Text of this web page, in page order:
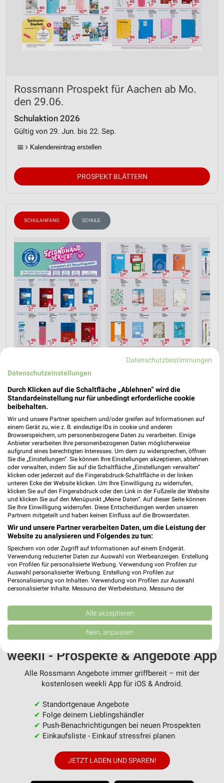
Rossmann Prospekt für Aachen ab Mo.
den 29.06.
Schulaktion 2026
Gültig von 29. Jun. bis 22. Sep.
📅 Kalendereintrag erstellen
PROSPEKT BLÄTTERN
SCHULANFANG SCHULE
Jetzt alle "Schulanfang" Themen entdecken!
Angebote-Kalender für Rossmann in
Aachen und Umgebung
Aug.
03 Mo 04Di 05Mi 06 Do 07Fr
Rossmann - Angebote ab 03.08.
MEHR PROSPEKTE
weekli - Prospekte & Angebote App
Alle Rossmann Angebote immer griffbereit – mit der
kostenlosen weekli App für iOS & Android.
✔ Standortgenaue Angebote
✔ Folge deinem Lieblingshändler
✔ Push-Benachrichtigungen bei neuen Prospekten
✔ Einkaufsliste - Einkauf stressfrei planen
JETZT LADEN UND SPAREN!
Datenschutzbestimmungen
Datenschutzeinstellungen
Durch Klicken auf die Schaltfläche „Ablehnen“ wird die
Standardeinstellung nur für unbedingt erforderliche cookie
beibehalten.
Wir und unsere Partner speichern und/oder greifen auf Informationen auf
einem Gerät zu, wie z. B. eindeutige IDs in cookie und anderen
Browserspeichern, um personenbezogene Daten zu verarbeiten. Einige
Anbieter verarbeiten Ihre personenbezogenen Daten möglicherweise
aufgrund eines berechtigten Interesses. Um dem zu widersprechen, öffnen
Sie die „Einstellungen“. Sie können Ihre Einstellungen akzeptieren, ablehnen
oder verwalten, indem Sie auf die Schaltfläche „Einstellungen verwalten“
klicken oder jederzeit auf die Fingerabdruck-Schaltfläche in der linken
unteren Ecke der Website klicken. Um Ihre Einwilligung zu widerrufen,
klicken Sie auf den Fingerabdruck oder den Link in der Fußzeile der Website
und klicken Sie auf den Menüpunkt „Meine Daten“. Auf dieser Seite können
Sie Ihre Einwilligung widerrufen. Diese Entscheidungen werden unseren
Partnern mitgeteilt und haben keinen Einfluss auf die Browserdaten.
Wir und unsere Partner verarbeiten Daten, um die Leistung der
Website zu analysieren und Folgendes zu tun:
Speichern von oder Zugriff auf Informationen auf einem Endgerät.
Verwendung reduzierter Daten zur Auswahl von Werbeanzeigen. Erstellung
von Profilen für personalisierte Werbung. Verwendung von Profilen zur
Auswahl personalisierter Werbung. Erstellung von Profilen zur
Personalisierung von Inhalten. Verwendung von Profilen zur Auswahl
personalisierter Inhalte. Messung der Werbeleistung. Messung der
Kombinationen von Daten aus verschiedenen Quellen. Entwicklung und
Verbesserung der Angebote. Verwendung reduzierter Daten zur Auswahl
von Inhalten.
Daten können außerhalb der Europäischen Union weitergegeben und in die
USA gesendet werden.
Website/App.
Partnerliste anzeigen (1 IAB-Anbieter)
Wir nutzen Ihre Daten für folgende Zwecke:
Speichern von oder Zugriff auf Informationen
auf einem Endgerät
Verwendung reduzierter Daten zur Auswahl von
Erstellung von Profilen für personalisierte
Alle akzeptieren
Nein, anpassen